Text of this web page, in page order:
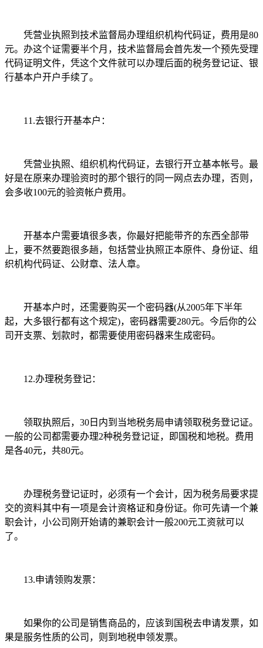
凭营业执照到技术监督局办理组织机构代码证，费用是80
元。办这个证需要半个月，技术监督局会首先发一个预先受理
代码证明文件，凭这个文件就可以办理后面的税务登记证、银
行基本户开户手续了。
11.去银行开基本户：
凭营业执照、组织机构代码证，去银行开立基本帐号。最
好是在原来办理验资时的那个银行的同一网点去办理，否则，
会多收100元的验资帐户费用。
开基本户需要填很多表，你最好把能带齐的东西全部带
上，要不然要跑很多趟，包括营业执照正本原件、身份证、组
织机构代码证、公财章、法人章。
开基本户时，还需要购买一个密码器(从2005年下半年
起，大多银行都有这个规定)，密码器需要280元。今后你的公
司开支票、划款时，都需要使用密码器来生成密码。
12.办理税务登记：
领取执照后，30日内到当地税务局申请领取税务登记证。
一般的公司都需要办理2种税务登记证，即国税和地税。费用
是各40元，共80元。
办理税务登记证时，必须有一个会计，因为税务局要求提
交的资料其中有一项是会计资格证和身份证。你可先请一个兼
职会计，小公司刚开始请的兼职会计一般200元工资就可以
了。
13.申请领购发票：
如果你的公司是销售商品的，应该到国税去申请发票，如
果是服务性质的公司，则到地税申领发票。